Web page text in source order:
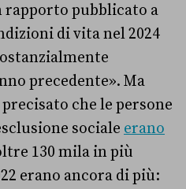
rapporto pubblicato a
di vita nel 2024
precedente». Ma
che le persone
sociale erano
130 mila in più
erano ancora di più: